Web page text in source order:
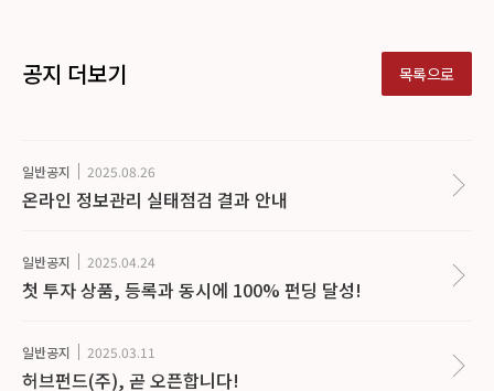
공지 더보기 목록으로
일반공지 2025.08.26
온라인 정보관리 실태점검 결과 안내
일반공지 2025.04.24
첫 투자 상품, 등록과 동시에 100% 펀딩 달성!
일반공지 2025.03.11
허브펀드(주), 곧 오픈합니다!